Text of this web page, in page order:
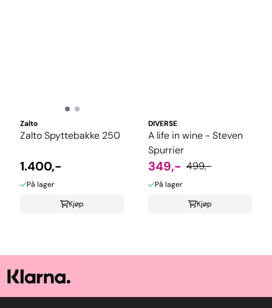
Zalto
Zalto Spyttebakke 250
1.400,-
På lager
Kjøp
DIVERSE
A life in wine - Steven
Spurrier
349,- 499,-
På lager
Kjøp